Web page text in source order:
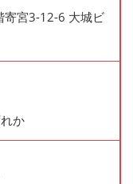
寄宮3-12-6 大城ビ
か